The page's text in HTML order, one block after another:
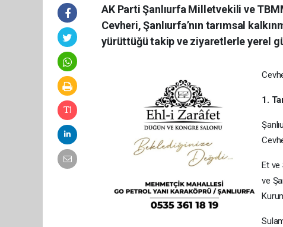
AK Parti Şanlıurfa Milletvekili ve
Cevheri, Şanlıurfa’nın tarımsal
yürüttüğü takip ve ziyaretlerle yerel
1.
Et ve
ve